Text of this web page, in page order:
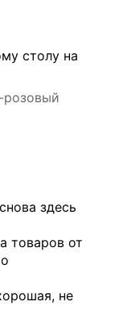
столу на
розовый
здесь
товаров от
не